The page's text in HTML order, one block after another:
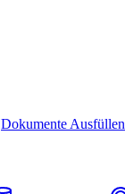
Dokumente Ausfüllen